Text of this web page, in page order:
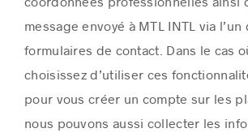
message envoyé à MTL INTL via l’un
formulaires de contact. Dans le cas
choisissez d’utiliser ces
pour vous créer un compte sur les
nous pouvons aussi collecter les